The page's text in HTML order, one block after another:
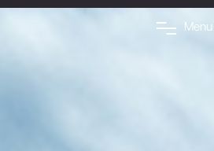
Menu